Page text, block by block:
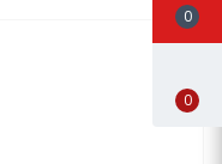
0
0